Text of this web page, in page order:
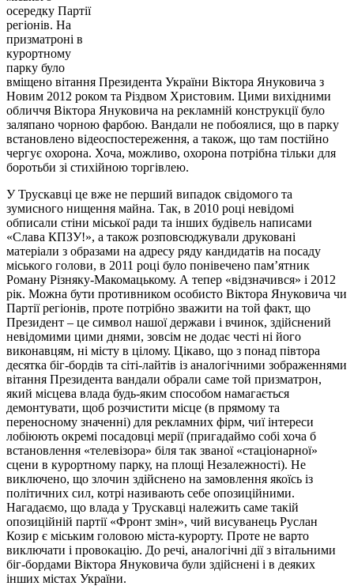
осередку Партії
регіонів. На
призматроні в
курортному
парку було
вміщено вітання Президента України Віктора Януковича з
Новим 2012 роком та Різдвом Христовим. Цими вихідними
обличчя Віктора Януковича на рекламній конструкції було
заляпано чорною фарбою. Вандали не побоялися, що в парку
встановлено відеоспостереження, а також, що там постійно
чергує охорона. Хоча, можливо, охорона потрібна тільки для
боротьби зі стихійною торгівлею.
У Трускавці це вже не перший випадок свідомого та
зумисного нищення майна. Так, в 2010 році невідомі
обписали стіни міської ради та інших будівель написами
«Слава КПЗУ!», а також розповсюджували друковані
матеріали з образами на адресу ряду кандидатів на посаду
міського голови, в 2011 році було понівечено пам’ятник
Роману Різняку-Макомацькому. А тепер «відзначився» і 2012
рік. Можна бути противником особисто Віктора Януковича чи
Партії регіонів, проте потрібно зважити на той факт, що
Президент – це символ нашої держави і вчинок, здійснений
невідомими цими днями, зовсім не додає честі ні його
виконавцям, ні місту в цілому. Цікаво, що з понад півтора
десятка біг-бордів та сіті-лайтів із аналогічними зображеннями
вітання Президента вандали обрали саме той призматрон,
який місцева влада будь-яким способом намагається
демонтувати, щоб розчистити місце (в прямому та
переносному значенні) для рекламних фірм, чиї інтереси
лобіюють окремі посадовці мерії (пригадаймо собі хоча б
встановлення «телевізора» біля так званої «стаціонарної»
сцени в курортному парку, на площі Незалежності). Не
виключено, що злочин здійснено на замовлення якоїсь із
політичних сил, котрі називають себе опозиційними.
Нагадаємо, що влада у Трускавці належить саме такій
опозиційній партії «Фронт змін», чий висуванець Руслан
Козир є міським головою міста-курорту. Проте не варто
виключати і провокацію. До речі, аналогічні дії з вітальними
біг-бордами Віктора Януковича були здійснені і в деяких
інших містах України.